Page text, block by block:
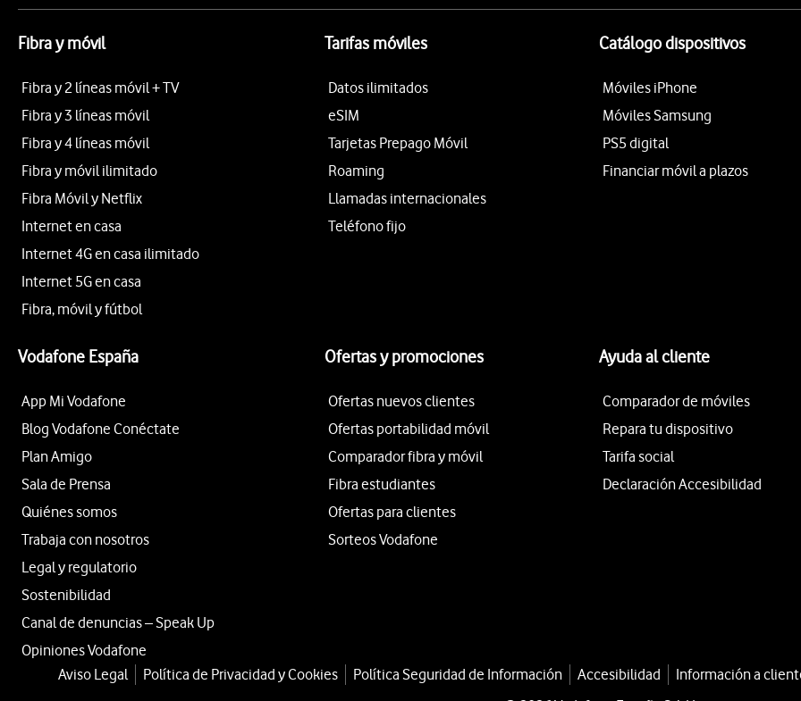
Fibra y móvil
Fibra y 2 líneas móvil + TV
Fibra y 3 líneas móvil
Fibra y 4 líneas móvil
Fibra y móvil ilimitado
Fibra Móvil y Netflix
Internet en casa
Internet 4G en casa ilimitado
Internet 5G en casa
Fibra, móvil y fútbol
Tarifas móviles
Datos ilimitados
eSIM
Tarjetas Prepago Móvil
Roaming
Llamadas internacionales
Teléfono fijo
Catálogo dispositivos
Móviles iPhone
Móviles Samsung
PS5 digital
Financiar móvil a plazos
Vodafone España
App Mi Vodafone
Blog Vodafone Conéctate
Plan Amigo
Sala de Prensa
Quiénes somos
Trabaja con nosotros
Legal y regulatorio
Sostenibilidad
Canal de denuncias – Speak Up
Opiniones Vodafone
Ofertas y promociones
Ofertas nuevos clientes
Ofertas portabilidad móvil
Comparador fibra y móvil
Fibra estudiantes
Ofertas para clientes
Sorteos Vodafone
Ayuda al cliente
Comparador de móviles
Repara tu dispositivo
Tarifa social
Declaración Accesibilidad
Aviso Legal Política de Privacidad y Cookies Política Seguridad de Información Accesibilidad Información a